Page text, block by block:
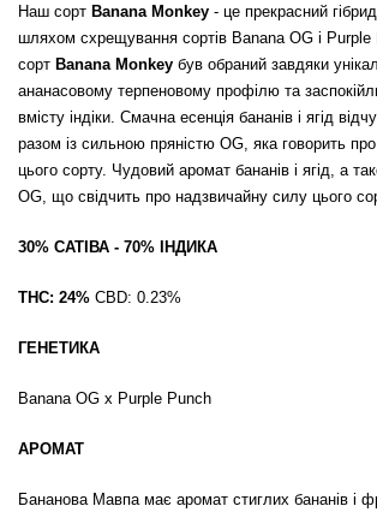
Наш сорт Banana Monkey - це прекрасний
шляхом схрещування сортів Banana OG і
сорт Banana Monkey був обраний завдяки
ананасовому терпеновому профілю та
вмісту індіки. Смачна есенція бананів і ягід
разом із сильною пряністю OG, яка говорить
цього сорту. Чудовий аромат бананів і ягід, а
OG, що свідчить про надзвичайну силу цього
30% САТІВА - 70% ІНДИКА
THC: 24% CBD: 0.23%
ГЕНЕТИКА
Banana OG x Purple Punch
АРОМАТ
Бананова Мавпа має аромат стиглих бананів і